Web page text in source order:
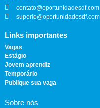
contato@oportunidadesdf.com
suporte@oportunidadesdf.com
Links importantes
Vagas
Estágio
Jovem aprendiz
Temporário
Publique sua vaga
Sobre nós